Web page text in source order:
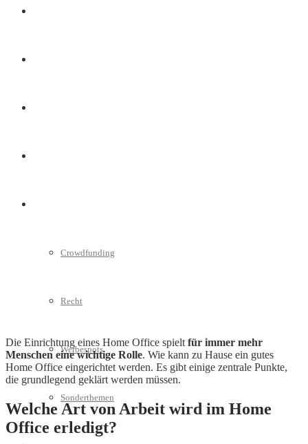
Crowdfunding
Recht
Werbespots
Sonderthemen
Die Einrichtung eines Home Office spielt für immer mehr
Menschen eine wichtige Rolle. Wie kann zu Hause ein gutes
Home Office eingerichtet werden. Es gibt einige zentrale Punkte,
die grundlegend geklärt werden müssen.
Welche Art von Arbeit wird im Home
Office erledigt?